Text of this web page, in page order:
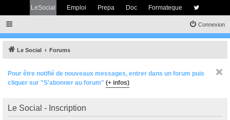
LeSocial Emploi Prepa Doc Formateque
Connexion
Le Social Forums
Pour être notifié de nouveaux messages, entrer dans un forum puis
cliquer sur "S'abonner au forum" (+ infos)
Le Social - Inscription